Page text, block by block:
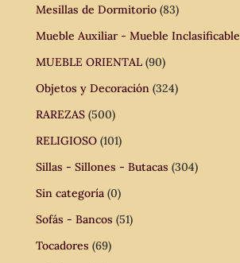
Mesillas de Dormitorio (83)
Mueble Auxiliar - Mueble Inclasificable
MUEBLE ORIENTAL (90)
Objetos y Decoración (324)
RAREZAS (500)
RELIGIOSO (101)
Sillas - Sillones - Butacas (304)
Sin categoría (0)
Sofás - Bancos (51)
Tocadores (69)